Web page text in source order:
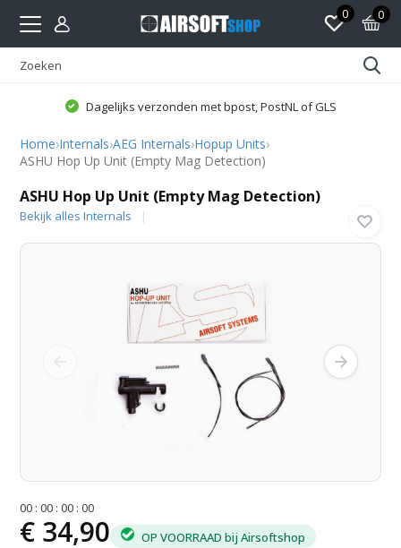
0 0
Dagelijks verzonden met bpost, PostNL of GLS
Home›Internals›AEG Internals›Hopup Units›
ASHU Hop Up Unit (Empty Mag Detection)
ASHU Hop Up Unit (Empty Mag Detection)
Bekijk alles Internals
00 :00 :00 :00
€ 34,90 OP VOORRAAD bij Airsoftshop